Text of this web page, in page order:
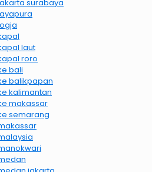
surabaya
laut
roro
bali
balikpapan
kalimantan
makassar
semarang